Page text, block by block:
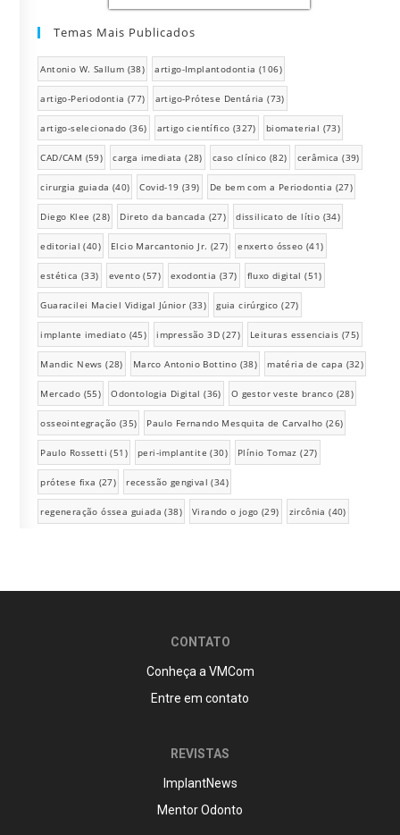
Temas Mais Publicados
Antonio W. Sallum (38) artigo-Implantodontia (106)
artigo-Periodontia (77) artigo-Prótese Dentária (73)
artigo-selecionado (36) artigo científico (327) biomaterial (73)
CAD/CAM (59) carga imediata (28) caso clínico (82) cerâmica (39)
cirurgia guiada (40) Covid-19 (39) De bem com a Periodontia (27)
Diego Klee (28) Direto da bancada (27) dissilicato de lítio (34)
editorial (40) Elcio Marcantonio Jr. (27) enxerto ósseo (41)
estética (33) evento (57) exodontia (37) fluxo digital (51)
Guaracilei Maciel Vidigal Júnior (33) guia cirúrgico (27)
implante imediato (45) impressão 3D (27) Leituras essenciais (75)
Mandic News (28) Marco Antonio Bottino (38) matéria de capa (32)
Mercado (55) Odontologia Digital (36) O gestor veste branco (28)
osseointegração (35) Paulo Fernando Mesquita de Carvalho (26)
Paulo Rossetti (51) peri-implantite (30) Plínio Tomaz (27)
prótese fixa (27) recessão gengival (34)
regeneração óssea guiada (38) Virando o jogo (29) zircônia (40)
CONTATO
Conheça a VMCom
Entre em contato
REVISTAS
ImplantNews
Mentor Odonto